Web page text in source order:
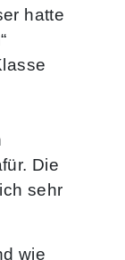
hatte
Die
sehr
wie